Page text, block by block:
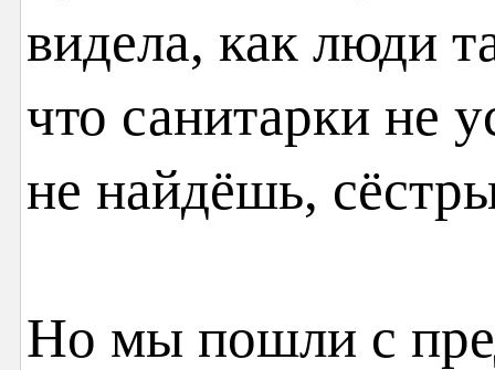
видела, как люди
что санитарки не
не найдёшь,
Но мы пошли с